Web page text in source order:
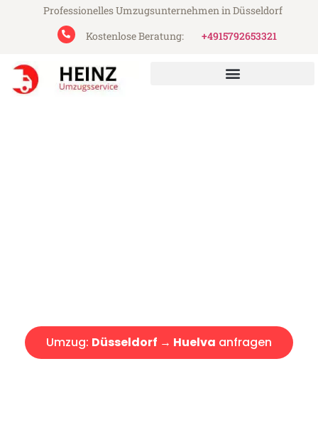
Professionelles Umzugsunternehmen in Düsseldorf
Kostenlose Beratung:
+4915792653321
Umzug: Düsseldorf → Huelva anfragen